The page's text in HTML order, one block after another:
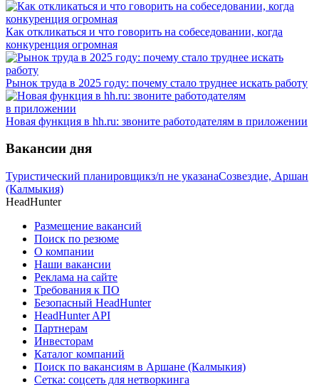
Как откликаться и что говорить на собеседовании, когда
конкуренция огромная
Рынок труда в 2025 году: почему стало труднее искать работу
Новая функция в hh.ru: звоните работодателям в приложении
Вакансии дня
Туристический планировщикз/п не указанаСозвездие, Аршан
(Калмыкия)
HeadHunter
Размещение вакансий
Поиск по резюме
О компании
Наши вакансии
Реклама на сайте
Требования к ПО
Безопасный HeadHunter
HeadHunter API
Партнерам
Инвесторам
Каталог компаний
Поиск по вакансиям в Аршане (Калмыкия)
Сетка: соцсеть для нетворкинга